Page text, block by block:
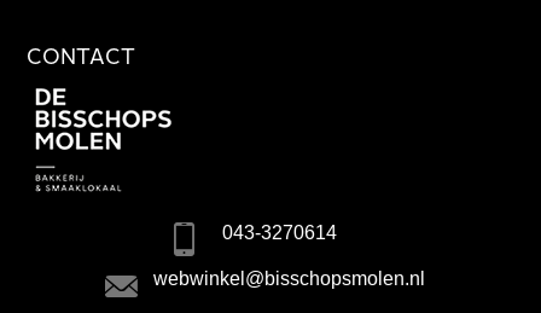
CONTACT
043-3270614
webwinkel@bisschopsmolen.nl